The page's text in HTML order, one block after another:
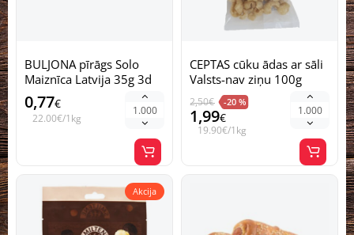
BULJONA pīrāgs Solo
Maiznīca Latvija 35g 3d
0,77€
22.00€/1kg
CEPTAS cūku ādas ar sāli
Valsts-nav ziņu 100g
(1/10)
2,50€ -20 %
1,99€
19.90€/1kg
Akcija